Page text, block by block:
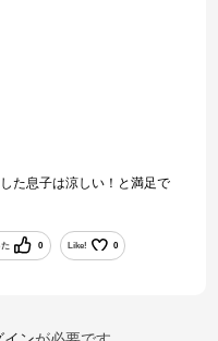
た息子は涼しい！と満足で
た 0 Like! 0